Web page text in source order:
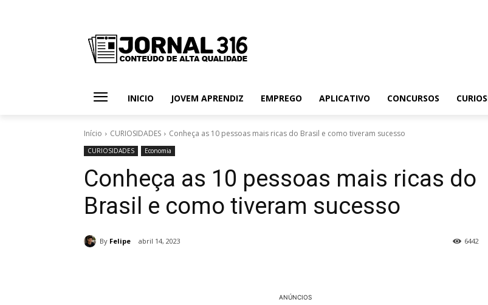
INICIO JOVEM APRENDIZ EMPREGO APLICATIVO CONCURSOS
Início CURIOSIDADES Conheça as 10 pessoas mais ricas do Brasil e como tiveram sucesso
CURIOSIDADES Economia
Conheça as 10 pessoas mais ricas do
Brasil e como tiveram sucesso
By Felipe abril 14, 2023 6442
ANÚNCIOS